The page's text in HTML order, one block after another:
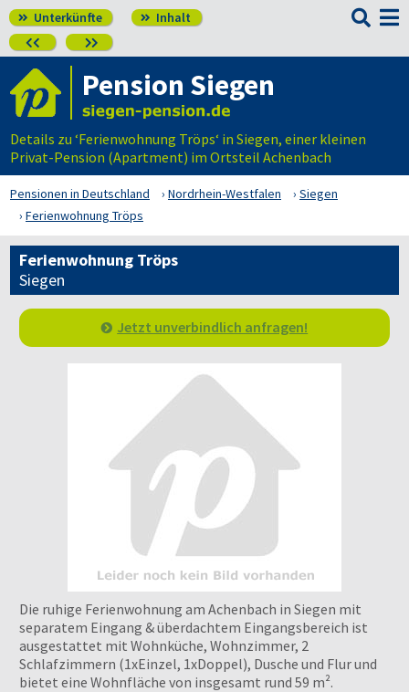
 Unterkünfte  Inhalt
 

Pension Siegen
Details zu ‘Ferienwohnung Tröps‘ in Siegen, einer kleinen
Privat-Pension (Apartment) im Ortsteil Achenbach
Pensionen in Deutschland Nordrhein-Westfalen
Siegen
Ferienwohnung Tröps
Ferienwohnung Tröps
Siegen
Jetzt unverbindlich anfragen!
Die ruhige Ferienwohnung am Achenbach in Siegen mit
separatem Eingang & überdachtem Eingangsbereich ist
ausgestattet mit Wohnküche, Wohnzimmer, 2
Schlafzimmern (1xEinzel, 1xDoppel), Dusche und Flur und
bietet eine Wohnfläche von insgesamt rund 59 m².